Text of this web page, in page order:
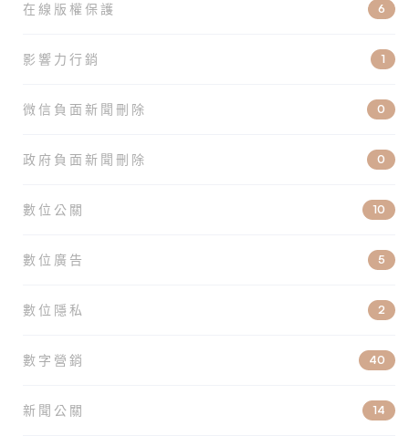
在線版權保護 6
影響力行銷 1
微信負面新聞刪除 0
政府負面新聞刪除 0
數位公關 10
數位廣告 5
數位隱私 2
數字營銷 40
新聞公關 14